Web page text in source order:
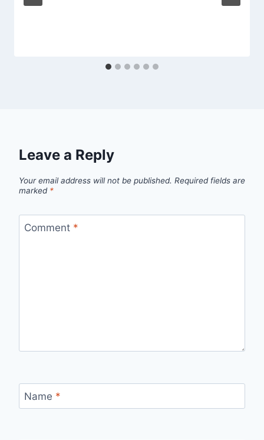
Leave a Reply
Your email address will not be published. Required fields are
marked *
Comment *
Name *